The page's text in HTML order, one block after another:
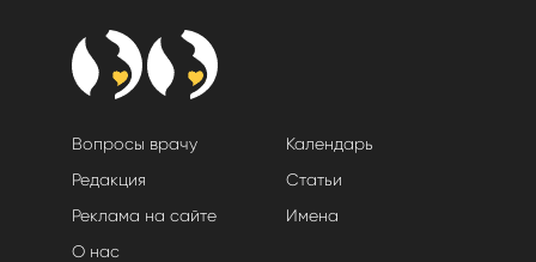
Вопросы врачу
Редакция
Реклама на сайте
О нас
Календарь
Статьи
Имена